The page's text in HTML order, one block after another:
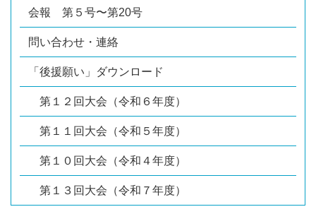
会報 第５号〜第20号
問い合わせ・連絡
「後援願い」ダウンロード
第１２回大会（令和６年度）
第１１回大会（令和５年度）
第１０回大会（令和４年度）
第１３回大会（令和７年度）